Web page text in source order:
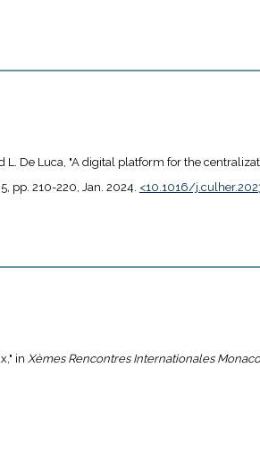
L. De Luca, "A digital platform for the
pp. 210-220, Jan. 2024. <10.1016/
in Xèmes Rencontres Internationales